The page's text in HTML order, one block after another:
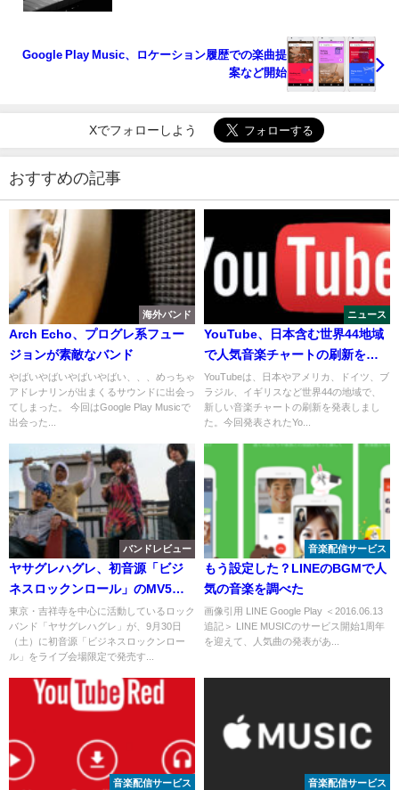
Google Play Music、ロケーション履歴での楽曲提
案など開始
Xでフォローしよう
おすすめの記事
海外バンド
Arch Echo、プログレ系フュー
ジョンが素敵なバンド
やばいやばいやばいやばい、、、めっちゃ
アドレナリンが出まくるサウンドに出会っ
てしまった。 今回はGoogle Play Musicで
出会った...
ニュース
YouTube、日本含む世界44地域
で人気音楽チャートの刷新を発
表
YouTubeは、日本やアメリカ、ドイツ、ブ
ラジル、イギリスなど世界44の地域で、
新しい音楽チャートの刷新を発表しまし
た。今回発表されたYo...
バンドレビュー
ヤサグレハグレ、初音源「ビジ
ネスロックンロール」のMV5本
を公開
東京・吉祥寺を中心に活動しているロック
バンド「ヤサグレハグレ」が、9月30日
（土）に初音源「ビジネスロックンロー
ル」をライブ会場限定で発売す...
音楽配信サービス
もう設定した？LINEのBGMで人
気の音楽を調べた
画像引用 LINE Google Play ＜2016.06.13
追記＞ LINE MUSICのサービス開始1周年
を迎えて、人気曲の発表があ...
音楽配信サービス 音楽配信サービス